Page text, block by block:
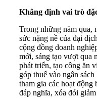
Khẳng định vai trò
Trong những năm qua,
sức nặng nề của đại
cộng đồng doanh
mới, sáng tạo vượt qua
phát triển, tạo công ăn
góp thuế vào ngân
tham gia các hoạt động
đáp nghĩa, xóa đói